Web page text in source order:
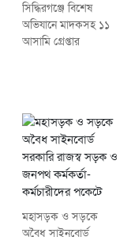
সিদ্ধিরগঞ্জে বিশেষ
অভিযানে মাদকসহ ১১
আসামি গ্রেপ্তার
মহাসড়ক ও সড়কে
অবৈধ সাইনবোর্ড